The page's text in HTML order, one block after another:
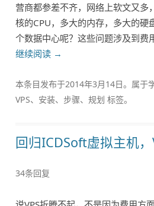
营商都参差不齐，网络上软文又多
核的CPU，多大的内存，多大的硬
个数据中心呢？这些问题涉及到费
继续阅读 →
本条目发布于2014年3月14日。属于
VPS、 安装、 步骤、规划 标签。
回归ICDSoft虚拟主机
34条回复